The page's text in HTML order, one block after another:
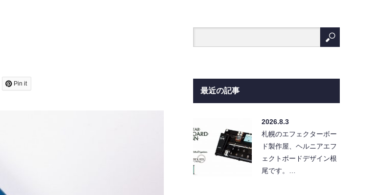
Pin it
最近の記事
2026.8.3
札幌のエフェクターボー
ド製作屋、ヘルニアエフ
ェクトボードデザイン根
尾です。…